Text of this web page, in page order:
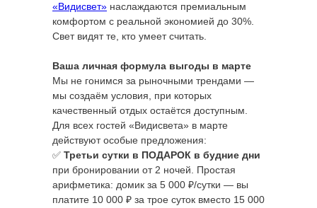
«Видисвет» наслаждаются премиальным
комфортом с реальной экономией до 30%.
Свет видят те, кто умеет считать.
Ваша личная формула выгоды в марте
Мы не гонимся за рыночными трендами —
мы создаём условия, при которых
качественный отдых остаётся доступным.
Для всех гостей «Видисвета» в марте
действуют особые предложения:
✅ Третьи сутки в ПОДАРОК в будние дни
при бронировании от 2 ночей. Простая
арифметика: домик за 5 000 ₽/сутки — вы
платите 10 000 ₽ за трое суток вместо 15 000